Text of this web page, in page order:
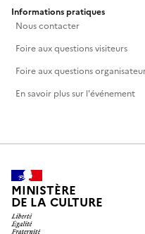
Informations pratiques
Nous contacter
Foire aux questions visiteurs
Foire aux questions
En savoir plus sur l'événement
MINISTÈRE
DE LA CULTURE